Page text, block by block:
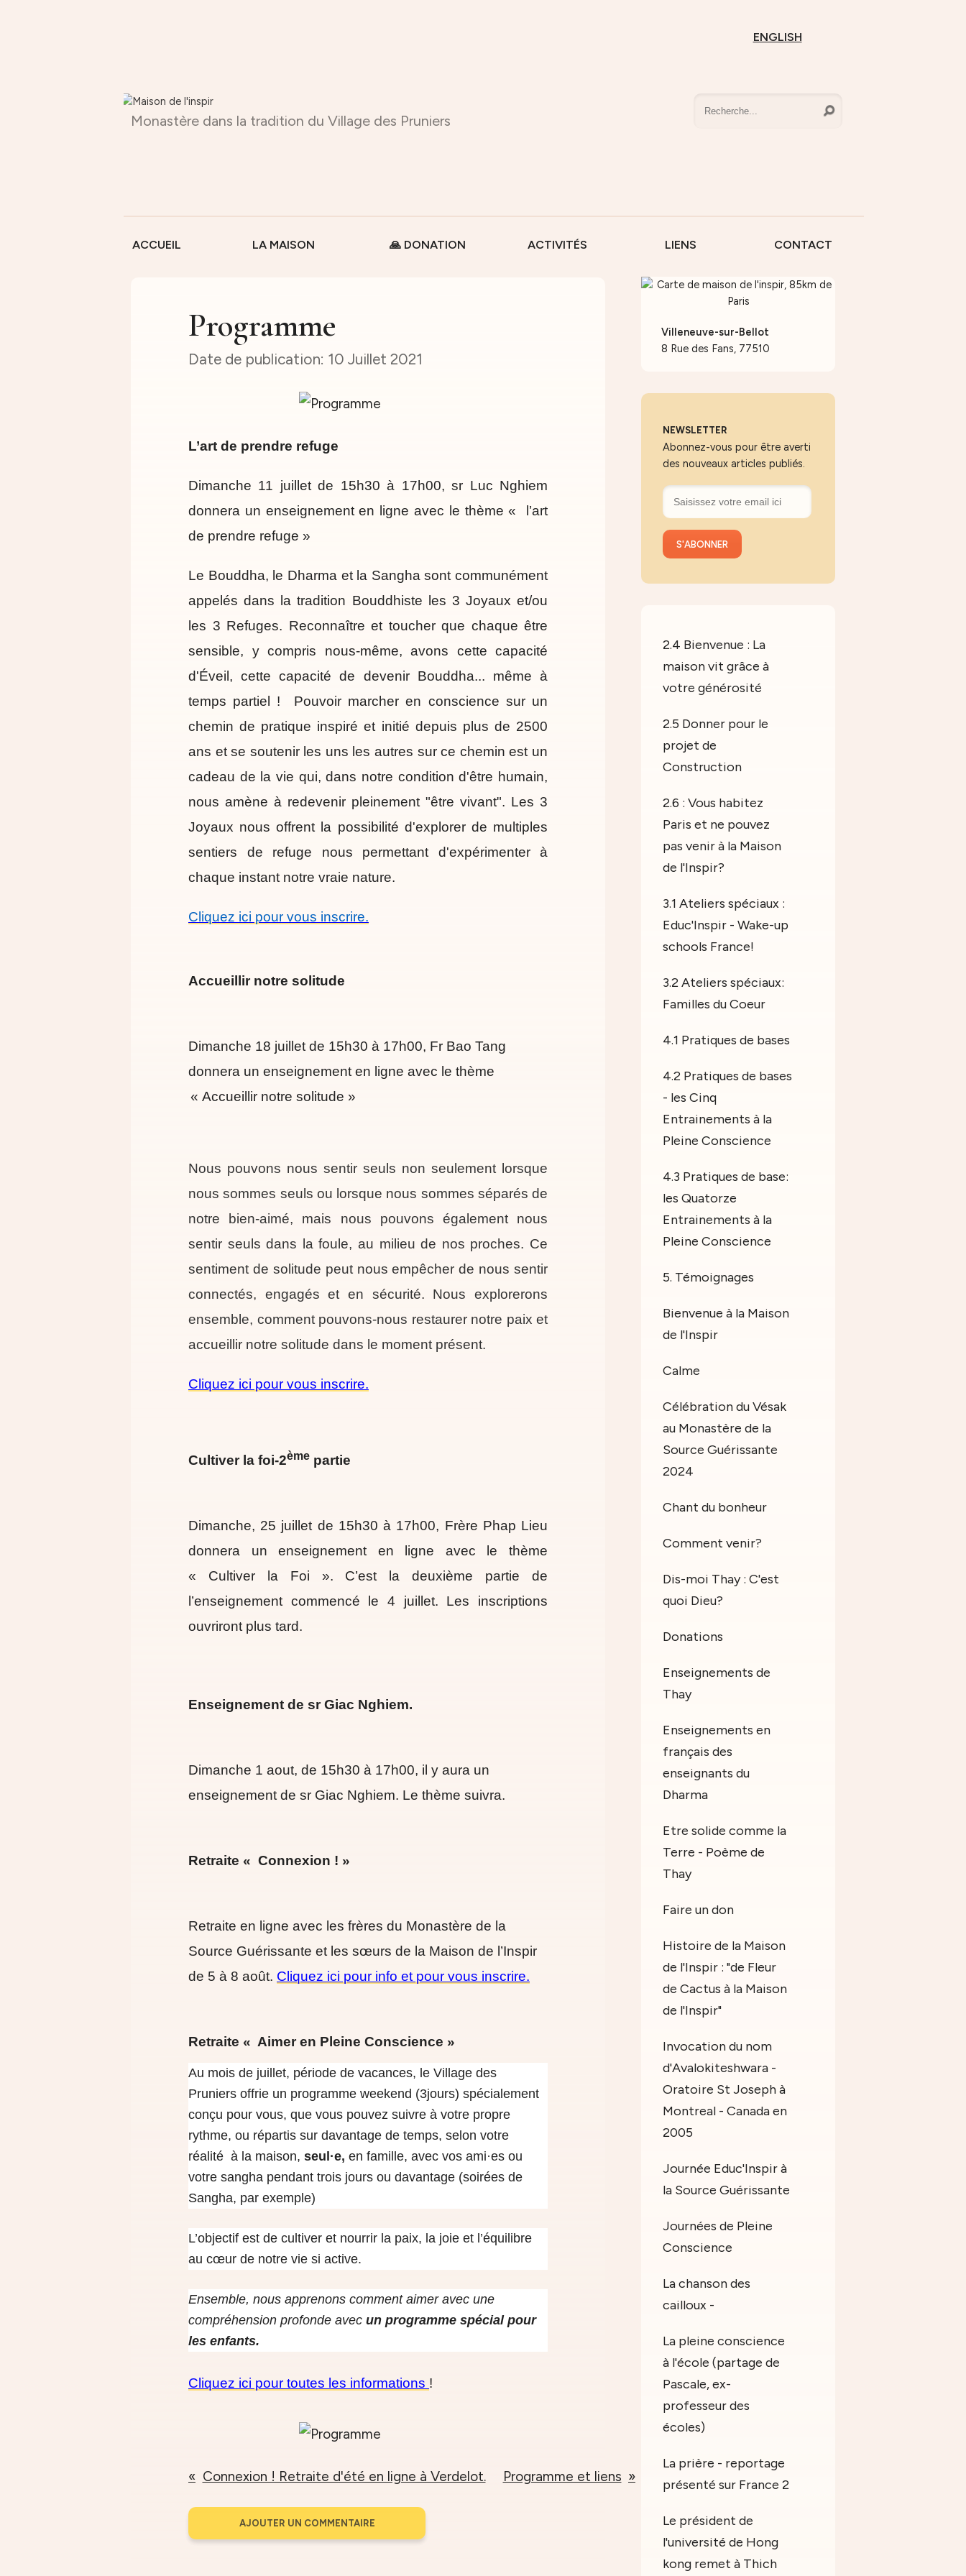
ENGLISH
Monastère dans la tradition du Village des Pruniers
ACCUEIL LA MAISON 🙏 DONATION ACTIVITÉS LIENS CONTACT
Programme
10 Juillet 2021
L’art de prendre refuge
Dimanche 11 juillet de 15h30 à 17h00, sr Luc Nghiem
donnera un enseignement en ligne avec le thème « l’art
de prendre refuge »
Le Bouddha, le Dharma et la Sangha sont communément
appelés dans la tradition Bouddhiste les 3 Joyaux et/ou
les 3 Refuges. Reconnaître et toucher que chaque être
sensible, y compris nous-même, avons cette capacité
d'Éveil, cette capacité de devenir Bouddha... même à
temps partiel ! Pouvoir marcher en conscience sur un
chemin de pratique inspiré et initié depuis plus de 2500
ans et se soutenir les uns les autres sur ce chemin est un
cadeau de la vie qui, dans notre condition d'être humain,
nous amène à redevenir pleinement "être vivant". Les 3
Joyaux nous offrent la possibilité d'explorer de multiples
sentiers de refuge nous permettant d'expérimenter à
chaque instant notre vraie nature.
Cliquez ici pour vous inscrire.
Accueillir notre solitude
Dimanche 18 juillet de 15h30 à 17h00, Fr Bao Tang
donnera un enseignement en ligne avec le thème
« Accueillir notre solitude »
Nous pouvons nous sentir seuls non seulement lorsque
nous sommes seuls ou lorsque nous sommes séparés de
notre bien-aimé, mais nous pouvons également nous
sentir seuls dans la foule, au milieu de nos proches. Ce
sentiment de solitude peut nous empêcher de nous sentir
connectés, engagés et en sécurité. Nous explorerons
ensemble, comment pouvons-nous restaurer notre paix et
accueillir notre solitude dans le moment présent.
Cliquez ici pour vous inscrire.
Cultiver la foi-2ème partie
Dimanche, 25 juillet de 15h30 à 17h00, Frère Phap Lieu
donnera un enseignement en ligne avec le thème
« Cultiver la Foi ». C’est la deuxième partie de
l’enseignement commencé le 4 juillet. Les inscriptions
ouvriront plus tard.
Enseignement de sr Giac Nghiem.
Dimanche 1 aout, de 15h30 à 17h00, il y aura un
enseignement de sr Giac Nghiem. Le thème suivra.
Retraite « Connexion ! »
Retraite en ligne avec les frères du Monastère de la
Source Guérissante et les sœurs de la Maison de l’Inspir
de 5 à 8 août. Cliquez ici pour info et pour vous inscrire.
Retraite « Aimer en Pleine Conscience »
Au mois de juillet, période de vacances, le Village des
Pruniers offrie un programme weekend (3jours) spécialement
conçu pour vous, que vous pouvez suivre à votre propre
rythme, ou répartis sur davantage de temps, selon votre
réalité à la maison, seul·e, en famille, avec vos ami·es ou
votre sangha pendant trois jours ou davantage (soirées de
Sangha, par exemple)
L’objectif est de cultiver et nourrir la paix, la joie et l’équilibre
au cœur de notre vie si active.
Ensemble, nous apprenons comment aimer avec une
compréhension profonde avec un programme spécial pour
les enfants.
Cliquez ici pour toutes les informations !
Connexion ! Retraite d'été en ligne à Verdelot. Programme et liens
AJOUTER UN COMMENTAIRE
Villeneuve-sur-Bellot
8 Rue des Fans, 77510
NEWSLETTER
Abonnez-vous pour être averti
des nouveaux articles publiés.
2.4 Bienvenue : La
maison vit grâce à
votre générosité
2.5 Donner pour le
projet de
Construction
2.6 : Vous habitez
Paris et ne pouvez
pas venir à la Maison
de l'Inspir?
3.1 Ateliers spéciaux :
Educ'Inspir - Wake-up
schools France!
3.2 Ateliers spéciaux:
Familles du Coeur
4.1 Pratiques de bases
4.2 Pratiques de bases
- les Cinq
Entrainements à la
Pleine Conscience
4.3 Pratiques de base:
les Quatorze
Entrainements à la
Pleine Conscience
5. Témoignages
Bienvenue à la Maison
de l'Inspir
Calme
Célébration du Vésak
au Monastère de la
Source Guérissante
2024
Chant du bonheur
Comment venir?
Dis-moi Thay : C'est
quoi Dieu?
Donations
Enseignements de
Thay
Enseignements en
français des
enseignants du
Dharma
Etre solide comme la
Terre - Poème de
Thay
Faire un don
Histoire de la Maison
de l'Inspir : "de Fleur
de Cactus à la Maison
de l'Inspir"
Invocation du nom
d'Avalokiteshwara -
Oratoire St Joseph à
Montreal - Canada en
2005
Journée Educ'Inspir à
la Source Guérissante
Journées de Pleine
Conscience
La chanson des
cailloux -
La pleine conscience
à l'école (partage de
Pascale, ex-
professeur des
écoles)
La prière - reportage
présenté sur France 2
Le président de
l'université de Hong
kong remet à Thich